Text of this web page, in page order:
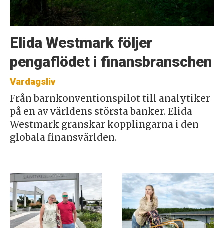
Elida Westmark följer
pengaflödet i finansbranschen
Vardagsliv
Från barnkonventionspilot till analytiker
på en av världens största banker. Elida
Westmark granskar kopplingarna i den
globala finansvärlden.